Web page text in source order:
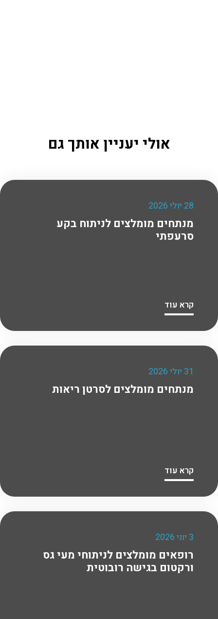
אולי יעניין אותך גם
28 יולי 2026
מנתחים מומלצים לניתוח בקע
סרעפתי
קרא עוד
31 יולי 2026
מנתחים מומלצים לסרטן ריאות
קרא עוד
3 יוני 2026
רופאים מומלצים לניתוחי מעי גס
ורקטום בגישה רובוטית